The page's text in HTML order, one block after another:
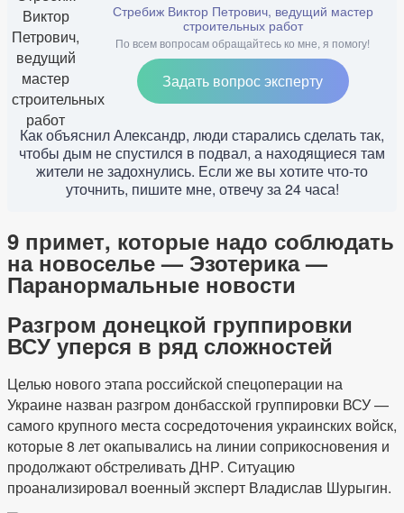
Стребиж Виктор Петрович, ведущий мастер
строительных работ
По всем вопросам обращайтесь ко мне, я помогу!
Задать вопрос эксперту
Как объяснил Александр, люди старались сделать так,
чтобы дым не спустился в подвал, а находящиеся там
жители не задохнулись. Если же вы хотите что-то
уточнить, пишите мне, отвечу за 24 часа!
9 примет, которые надо соблюдать
на новоселье — Эзотерика —
Паранормальные новости
Разгром донецкой группировки
ВСУ уперся в ряд сложностей
Целью нового этапа российской спецоперации на
Украине назван разгром донбасской группировки ВСУ —
самого крупного места сосредоточения украинских войск,
которые 8 лет окапывались на линии соприкосновения и
продолжают обстреливать ДНР. Ситуацию
проанализировал военный эксперт Владислав Шурыгин.